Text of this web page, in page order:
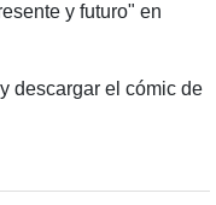
y futuro" en
descargar el cómic de